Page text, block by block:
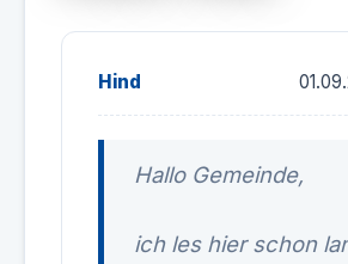
Hind
Hallo Gemeinde,
ich les hier schon